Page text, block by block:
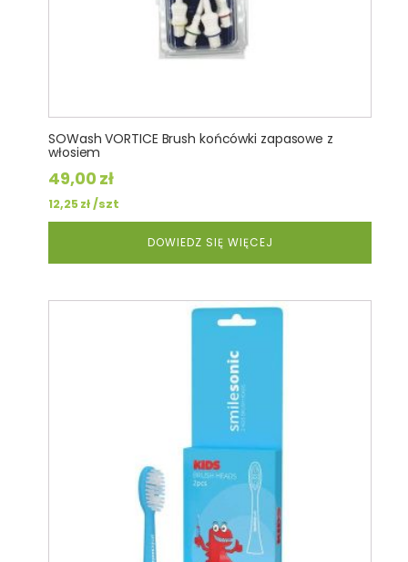
SOWash VORTICE Brush końcówki zapasowe z
włosiem
49,00 zł
12,25zł/szt
DOWIEDZ SIĘ WIĘCEJ